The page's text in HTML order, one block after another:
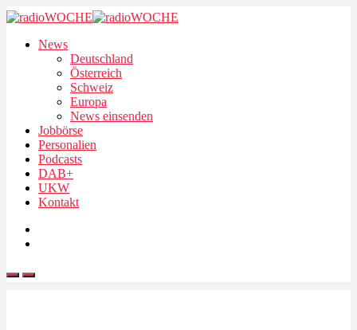
News
Deutschland
Österreich
Schweiz
Europa
News einsenden
Jobbörse
Personalien
Podcasts
DAB+
UKW
Kontakt